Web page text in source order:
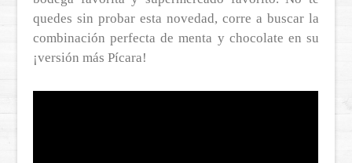
quedes sin probar esta novedad, corre a buscar la
combinación perfecta de menta y chocolate en su
¡versión más Pícara!